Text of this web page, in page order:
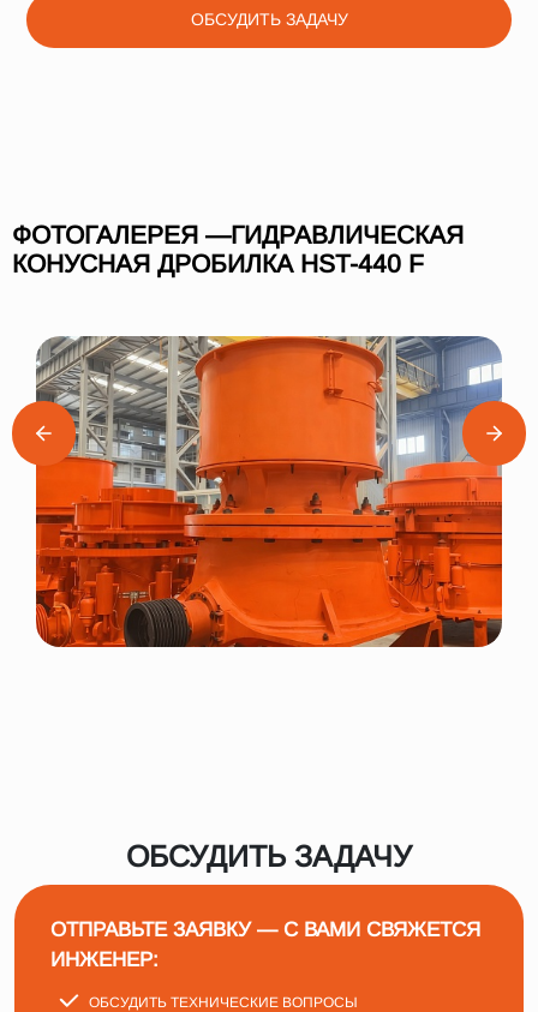
ОБСУДИТЬ ЗАДАЧУ
ФОТОГАЛЕРЕЯ —ГИДРАВЛИЧЕСКАЯ
КОНУСНАЯ ДРОБИЛКА HST-440 F
ОБСУДИТЬ ЗАДАЧУ
ОТПРАВЬТЕ ЗАЯВКУ — С ВАМИ СВЯЖЕТСЯ
ИНЖЕНЕР:
ОБСУДИТЬ ТЕХНИЧЕСКИЕ ВОПРОСЫ